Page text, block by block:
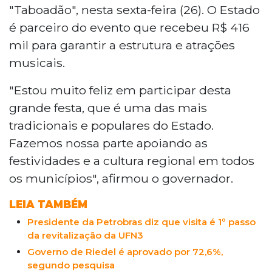
"Taboadão", nesta sexta-feira (26). O Estado
é parceiro do evento que recebeu R$ 416
mil para garantir a estrutura e atrações
musicais.
"Estou muito feliz em participar desta
grande festa, que é uma das mais
tradicionais e populares do Estado.
Fazemos nossa parte apoiando as
festividades e a cultura regional em todos
os municípios", afirmou o governador.
LEIA TAMBÉM
Presidente da Petrobras diz que visita é 1º passo
da revitalização da UFN3
Governo de Riedel é aprovado por 72,6%,
segundo pesquisa